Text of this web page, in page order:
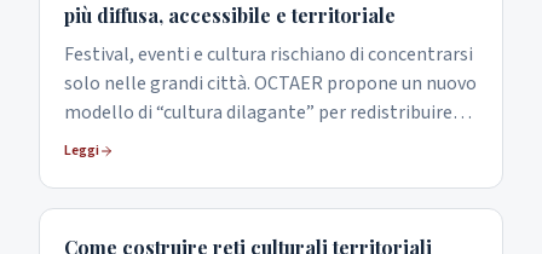
più diffusa, accessibile e territoriale
Festival, eventi e cultura rischiano di concentrarsi
solo nelle grandi città. OCTAER propone un nuovo
modello di “cultura dilagante” per redistribuire
opportunità culturali, creative e turistiche nei
Leggi
Come costruire reti culturali territoriali